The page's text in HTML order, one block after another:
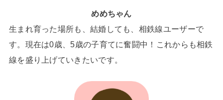
めめちゃん
生まれ育った場所も、結婚しても、相鉄線ユーザーで
す。現在は0歳、5歳の子育てに奮闘中！これからも相鉄
線を盛り上げていきたいです。